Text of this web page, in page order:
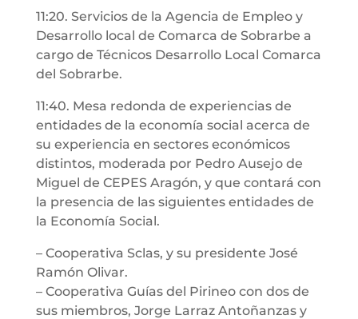
11:20. Servicios de la Agencia de Empleo y
Desarrollo local de Comarca de Sobrarbe a
cargo de Técnicos Desarrollo Local Comarca
del Sobrarbe.
11:40. Mesa redonda de experiencias de
entidades de la economía social acerca de
su experiencia en sectores económicos
distintos, moderada por Pedro Ausejo de
Miguel de CEPES Aragón, y que contará con
la presencia de las siguientes entidades de
la Economía Social.
– Cooperativa Sclas, y su presidente José
Ramón Olivar.
– Cooperativa Guías del Pirineo con dos de
sus miembros, Jorge Larraz Antoñanzas y